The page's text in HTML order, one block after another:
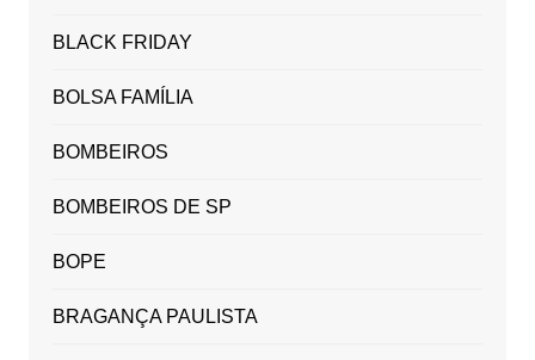
BLACK FRIDAY
BOLSA FAMÍLIA
BOMBEIROS
BOMBEIROS DE SP
BOPE
BRAGANÇA PAULISTA